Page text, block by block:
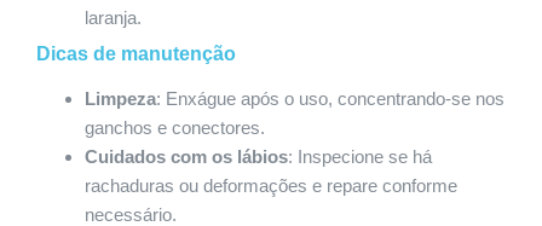
laranja.
Dicas de manutenção
Limpeza: Enxágue após o uso, concentrando-se nos
ganchos e conectores.
Cuidados com os lábios: Inspecione se há
rachaduras ou deformações e repare conforme
necessário.